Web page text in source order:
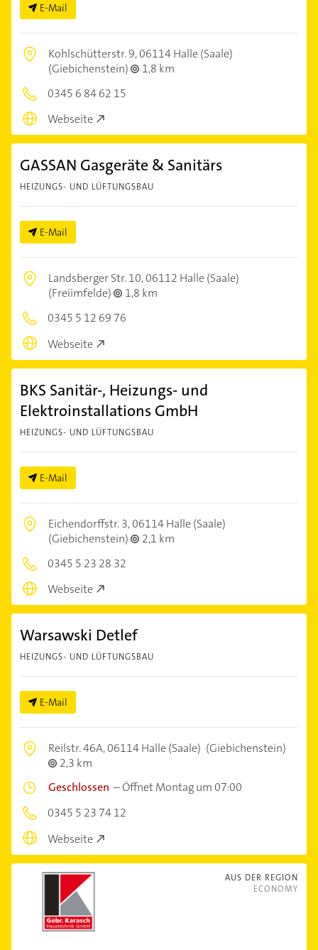
E-Mail
Kohlschütterstr. 9,06114 Halle (Saale)
(Giebichenstein)
1,8 km
0345 6 84 62 15
Webseite
GASSAN Gasgeräte & Sanitärs
HEIZUNGS- UND LÜFTUNGSBAU
E-Mail
Landsberger Str. 10,06112 Halle (Saale)
(Freiimfelde)
1,8 km
0345 5 12 69 76
Webseite
BKS Sanitär-, Heizungs- und
Elektroinstallations GmbH
HEIZUNGS- UND LÜFTUNGSBAU
E-Mail
Eichendorffstr. 3,06114 Halle (Saale)
(Giebichenstein)
2,1 km
0345 5 23 28 32
Webseite
Warsawski Detlef
HEIZUNGS- UND LÜFTUNGSBAU
E-Mail
Reilstr. 46A,06114 Halle (Saale) (Giebichenstein)
2,3 km
Geschlossen –Öffnet Montag um 07:00
0345 5 23 74 12
Webseite
AUS DER REGION
ECONOMY